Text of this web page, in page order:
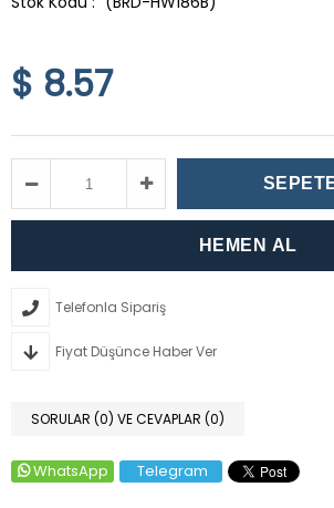
$ 8.57
Telefonla Sipariş
Fiyat Düşünce Haber Ver
SORULAR (0) VE CEVAPLAR (0)
WhatsApp Telegram